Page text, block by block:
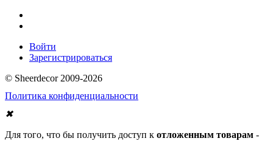
Войти
Зарегистрироваться
© Sheerdecor 2009-2026
Политика конфиденциальности
✖
Для того, что бы получить доступ к отложенным товарам -